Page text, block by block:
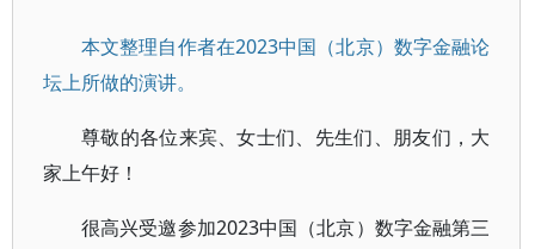
本文整理自作者在2023中国（北京）数字金融论
坛上所做的演讲。
尊敬的各位来宾、女士们、先生们、朋友们，大
家上午好！
很高兴受邀参加2023中国（北京）数字金融第三